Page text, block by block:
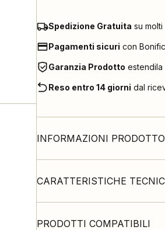
Spedizione Gratuita su
Pagamenti sicuri con
Garanzia Prodotto
Reso entro 14 giorni dal
INFORMAZIONI PRODOTTO
CARATTERISTICHE
PRODOTTI COMPATIBILI